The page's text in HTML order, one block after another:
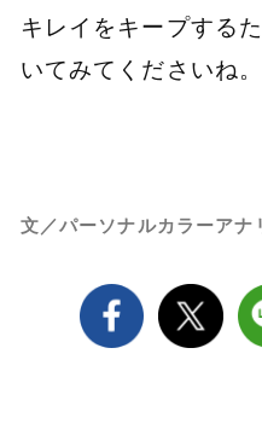
キレイをキープする
いてみてくださいね。
文／パーソナルカラーア